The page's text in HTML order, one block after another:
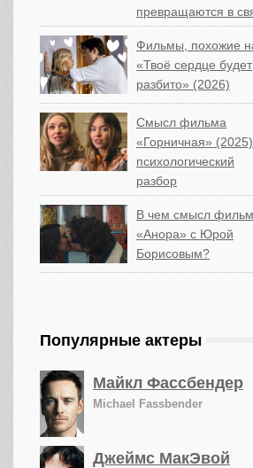
превращаются в
Фильмы, похожие
«Твоё сердце будет
разбито» (2026)
Смысл фильма
«Горничная»
психологический
разбор
В чем смысл
«Анора» с Юрой
Борисовым?
Популярные актеры
Майкл Фассбендер
Michael Fassbender
Джеймс МакЭвой